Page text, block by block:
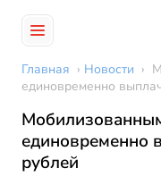
Главная › Новости ›
единовременно
единовременно
рублей